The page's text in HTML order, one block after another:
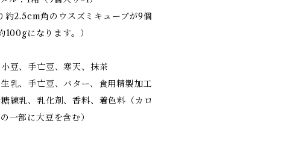
約2.5cm角のウスズミキューブが9個
100gになります。）
豆、手亡豆、寒天、抹茶
乳、手亡豆、バター、食用精製加工
練乳、乳化剤、香料、着色料（カロ
一部に大豆を含む）